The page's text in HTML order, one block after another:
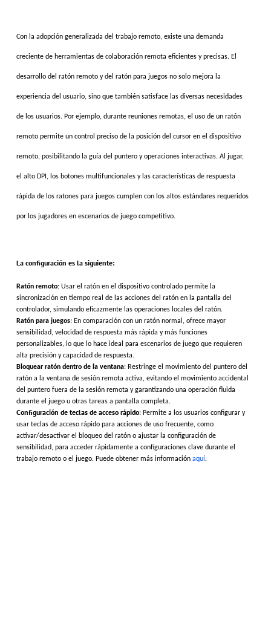
Con la adopción generalizada del trabajo remoto, existe una demanda
creciente de herramientas de colaboración remota eficientes y precisas. El
desarrollo del ratón remoto y del ratón para juegos no solo mejora la
experiencia del usuario, sino que también satisface las diversas necesidades
de los usuarios. Por ejemplo, durante reuniones remotas, el uso de un ratón
remoto permite un control preciso de la posición del cursor en el dispositivo
remoto, posibilitando la guía del puntero y operaciones interactivas. Al jugar,
el alto DPI, los botones multifuncionales y las características de respuesta
rápida de los ratones para juegos cumplen con los altos estándares requeridos
por los jugadores en escenarios de juego competitivo.
La configuración es la siguiente:
Ratón remoto: Usar el ratón en el dispositivo controlado permite la
sincronización en tiempo real de las acciones del ratón en la pantalla del
controlador, simulando eficazmente las operaciones locales del ratón.
Ratón para juegos: En comparación con un ratón normal, ofrece mayor
sensibilidad, velocidad de respuesta más rápida y más funciones
personalizables, lo que lo hace ideal para escenarios de juego que requieren
alta precisión y capacidad de respuesta.
Bloquear ratón dentro de la ventana: Restringe el movimiento del puntero del
ratón a la ventana de sesión remota activa, evitando el movimiento accidental
del puntero fuera de la sesión remota y garantizando una operación fluida
durante el juego u otras tareas a pantalla completa.
Configuración de teclas de acceso rápido: Permite a los usuarios configurar y
usar teclas de acceso rápido para acciones de uso frecuente, como
activar/desactivar el bloqueo del ratón o ajustar la configuración de
sensibilidad, para acceder rápidamente a configuraciones clave durante el
trabajo remoto o el juego. Puede obtener más información aquí.